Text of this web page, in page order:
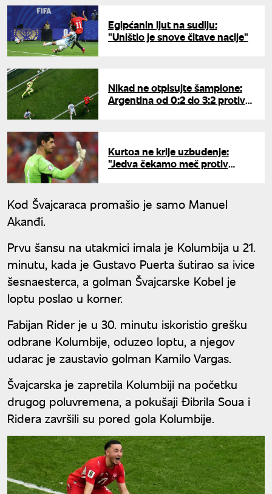
Egipćanin ljut na sudiju:
"Uništio je snove čitave nacije"
Nikad ne otpisujte šampione:
Argentina od 0:2 do 3:2 protiv
Kurtoa ne krije uzbuđenje:
"Jedva čekamo meč protiv
Kod Švajcaraca promašio je samo Manuel
Akanđi.
Prvu šansu na utakmici imala je Kolumbija u 21.
minutu, kada je Gustavo Puerta šutirao sa ivice
šesnaesterca, a golman Švajcarske Kobel je
loptu poslao u korner.
Fabijan Rider je u 30. minutu iskoristio grešku
odbrane Kolumbije, oduzeo loptu, a njegov
udarac je zaustavio golman Kamilo Vargas.
Švajcarska je zapretila Kolumbiji na početku
drugog poluvremena, a pokušaji Đibrila Soua i
Ridera završili su pored gola Kolumbije.